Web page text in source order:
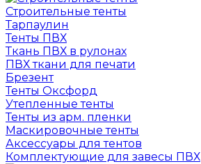
Строительные тенты
Тарпаулин
Тенты ПВХ
Ткань ПВХ в рулонах
ПВХ ткани для печати
Брезент
Тенты Оксфорд
Утепленные тенты
Тенты из арм. пленки
Маскировочные тенты
Аксессуары для тентов
Комплектующие для завесы ПВХ